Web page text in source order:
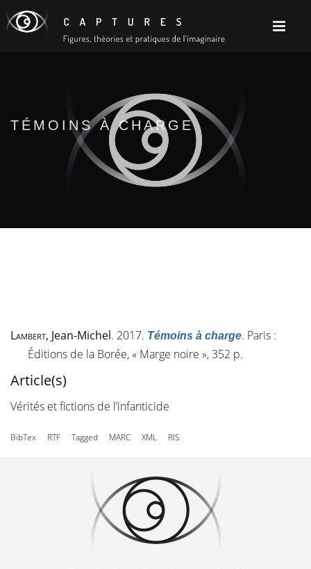
TÉMOINS À CHARGE
Lambert, Jean-Michel. 2017. Témoins à charge. Paris :
Éditions de la Borée, « Marge noire », 352 p.
Article(s)
Vérités et fictions de l’infanticide
BibTex RTF Tagged MARC XML RIS